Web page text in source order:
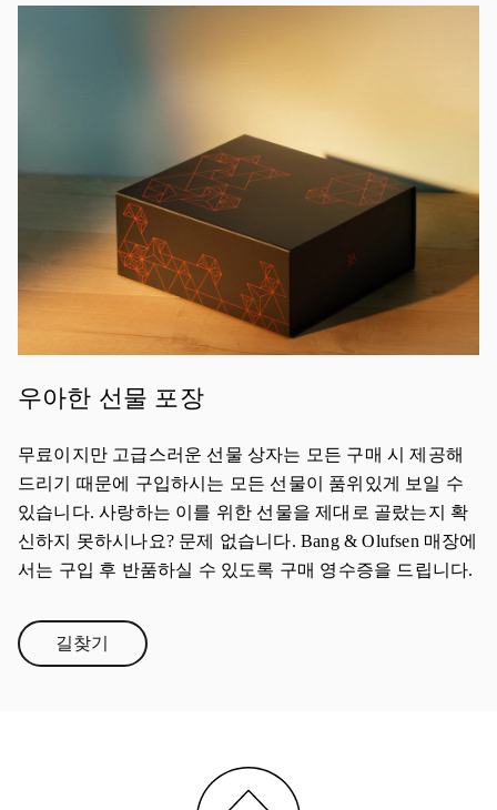
우아한 선물 포장
무료이지만 고급스러운 선물 상자는 모든 구매 시 제공해
드리기 때문에 구입하시는 모든 선물이 품위있게 보일 수
있습니다. 사랑하는 이를 위한 선물을 제대로 골랐는지 확
신하지 못하시나요? 문제 없습니다. Bang & Olufsen 매장에
서는 구입 후 반품하실 수 있도록 구매 영수증을 드립니다.
길찾기Link Opens in New Tab